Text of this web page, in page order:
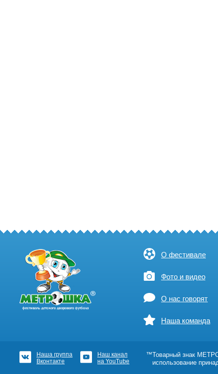
О фестивале
Фото и видео
О нас говорят
Наша команда
Наша группа
Вконтакте
Наш канал
на YouTube
™Товарный знак
использование